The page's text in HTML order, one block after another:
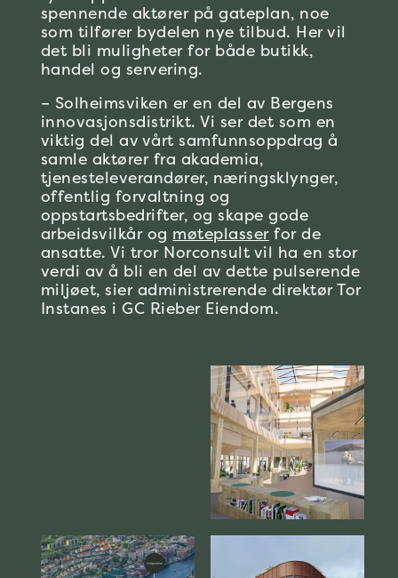
spennende aktører på gateplan, noe
som tilfører bydelen nye tilbud. Her vil
det bli muligheter for både butikk,
handel og servering.
– Solheimsviken er en del av Bergens
innovasjonsdistrikt. Vi ser det som en
viktig del av vårt samfunnsoppdrag å
samle aktører fra akademia,
tjenesteleverandører, næringsklynger,
offentlig forvaltning og
oppstartsbedrifter, og skape gode
arbeidsvilkår og møteplasserfor de
ansatte. Vi tror Norconsult vil ha en stor
verdi av å bli en del av dette pulserende
miljøet, sier administrerende direktør Tor
Instanes i GC Rieber Eiendom.